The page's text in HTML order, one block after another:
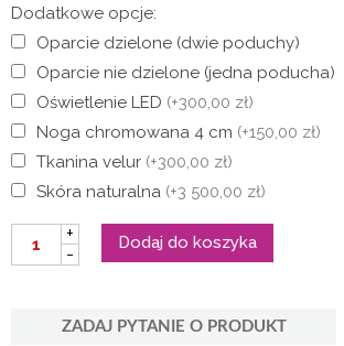
Dodatkowe opcje:
Oparcie dzielone (dwie poduchy)
Oparcie nie dzielone (jedna poducha)
Oświetlenie LED (+300,00 zł)
Noga chromowana 4 cm (+150,00 zł)
Tkanina velur (+300,00 zł)
Skóra naturalna (+3 500,00 zł)
ilość
Łózko
do
+
-
Dodaj do koszyka
ZADAJ PYTANIE O PRODUKT